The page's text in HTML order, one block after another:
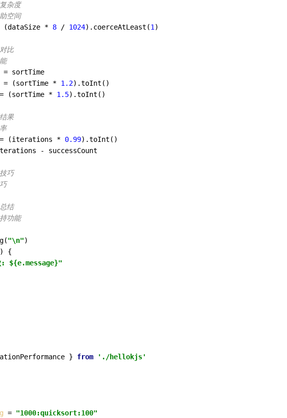
杂度
空间
(dataSize * 8 / 1024).coerceAtLeast(1)
比
= sortTime
= (sortTime * 1.2).toInt()
= (sortTime * 1.5).toInt()
果
= (iterations * 0.99).toInt()
- successCount
巧
结
功能
"\n")
{
: ${e.message}"
} from './hellokjs'
= "1000:quicksort:100"